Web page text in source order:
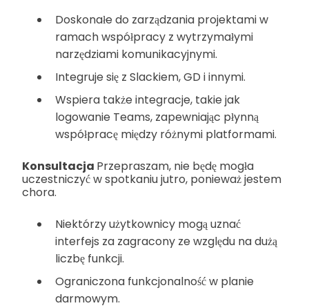
Doskonałe do zarządzania projektami w
ramach współpracy z wytrzymałymi
narzędziami komunikacyjnymi.
Integruje się z Slackiem, GD i innymi.
Wspiera także integracje, takie jak
logowanie Teams, zapewniając płynną
współpracę między różnymi platformami.
Konsultacja Przepraszam, nie będę mogła
uczestniczyć w spotkaniu jutro, ponieważ jestem
chora.
Niektórzy użytkownicy mogą uznać
interfejs za zagracony ze względu na dużą
liczbę funkcji.
Ograniczona funkcjonalność w planie
darmowym.